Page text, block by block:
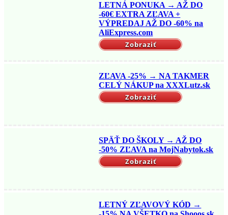
LETNÁ PONUKA → AŽ DO
-60€ EXTRA ZĽAVA +
VÝPREDAJ AŽ DO -60% na
AliExpress.com
Zobraziť
ZĽAVA -25% → NA TAKMER
CELÝ NÁKUP na XXXLutz.sk
Zobraziť
SPÄŤ DO ŠKOLY → AŽ DO
-50% ZĽAVA na MojNabytok.sk
Zobraziť
LETNÝ ZĽAVOVÝ KÓD →